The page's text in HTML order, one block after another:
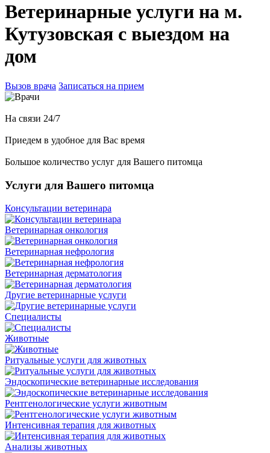
Ветеринарные услуги на м.
Кутузовская с выездом на
дом
Вызов врача Записаться на прием
На связи 24/7
Приедем в удобное для Вас время
Большое количество услуг для Вашего питомца
Услуги для Вашего питомца
Консультации ветеринара
Ветеринарная онкология
Ветеринарная нефрология
Ветеринарная дерматология
Другие ветеринарные услуги
Специалисты
Животные
Ритуальные услуги для животных
Эндоскопические ветеринарные исследования
Рентгенологические услуги животным
Интенсивная терапия для животных
Анализы животных